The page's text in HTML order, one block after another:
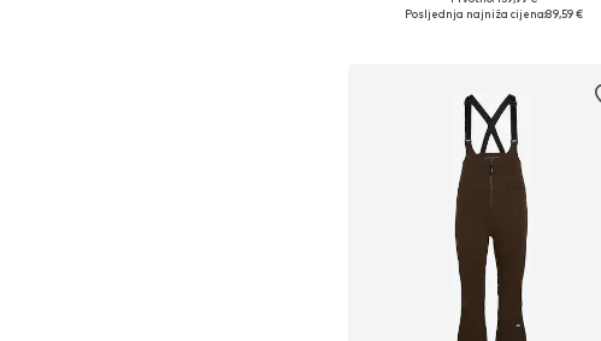
Dostupne veličine: S, L
Posljednja najniža cijena:89,59 €